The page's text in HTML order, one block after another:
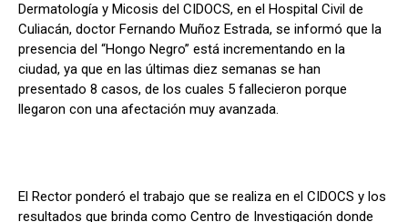
Dermatología y Micosis del CIDOCS, en el Hospital Civil de
Culiacán, doctor Fernando Muñoz Estrada, se informó que la
presencia del “Hongo Negro” está incrementando en la
ciudad, ya que en las últimas diez semanas se han
presentado 8 casos, de los cuales 5 fallecieron porque
llegaron con una afectación muy avanzada.
El Rector ponderó el trabajo que se realiza en el CIDOCS y los
resultados que brinda como Centro de Investigación donde